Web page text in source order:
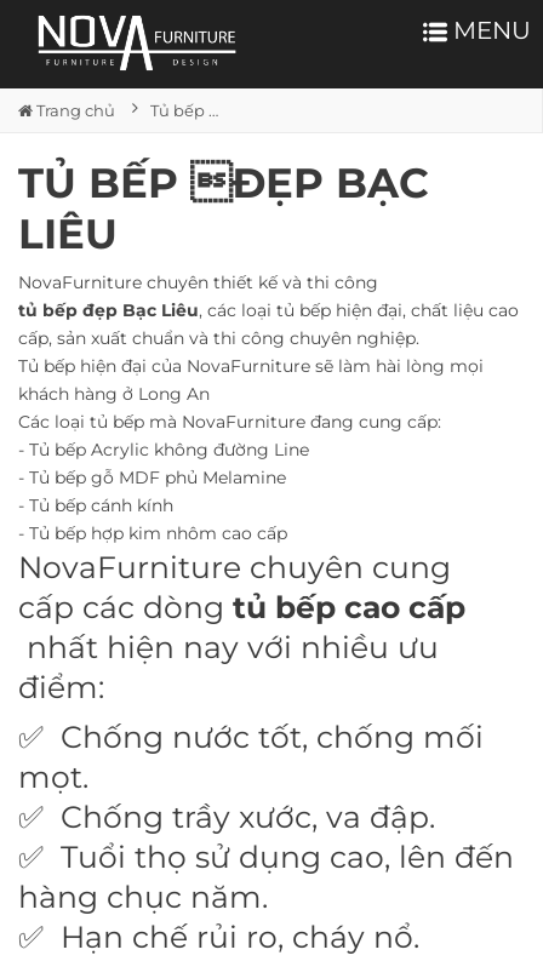
MENU
Trang chủ Tủ bếp đẹp Bạc Liêu
TỦ BẾP ĐẸP BẠC
LIÊU
NovaFurniture chuyên thiết kế và thi công
tủ bếp đẹp Bạc Liêu, các loại tủ bếp hiện đại, chất liệu cao
cấp, sản xuất chuẩn và thi công chuyên nghiệp.
Tủ bếp hiện đại của NovaFurniture sẽ làm hài lòng mọi
khách hàng ở Long An
Các loại tủ bếp mà NovaFurniture đang cung cấp:
- Tủ bếp Acrylic không đường Line
- Tủ bếp gỗ MDF phủ Melamine
- Tủ bếp cánh kính
- Tủ bếp hợp kim nhôm cao cấp
NovaFurniture chuyên cung
cấp các dòng tủ bếp cao cấp
nhất hiện nay với nhiều ưu
điểm:
✅ Chống nước tốt, chống mối
mọt.
✅ Chống trầy xước, va đập.
✅ Tuổi thọ sử dụng cao, lên đến
hàng chục năm.
✅ Hạn chế rủi ro, cháy nổ.